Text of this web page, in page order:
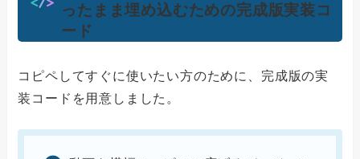
ったまま埋め込むための完成版実装コ
ード
コピペしてすぐに使いたい方のために、完成版の実
装コードを用意しました。